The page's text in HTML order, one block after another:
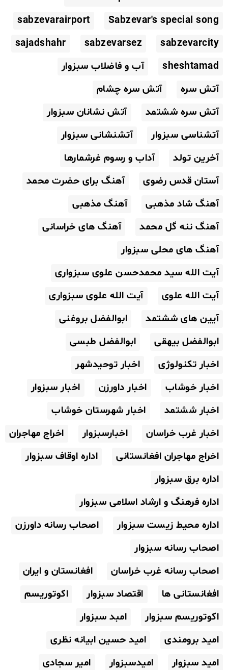
Sabzevar's special song
sabzevarairport
sabzevarcity
sabzevarsez
sajadshahr
sheshtamad
آب و فاضلاب سبزوار
آتش سره
آتش سره چشام
آتش سره ششتمد
آتش نشانان سبزوار
آتشناسی سبزوار
آتشنشانی سبزوار
آخرین تولد
آداب و رسوم غرشمارها
آستان قدس رضوی
آهنگ برای حضرت محمد
آهنگ شاد مذهبی
آهنگ مذهبی
آهنگ ننه گل محمد
آهنگ های خراسانی
آهنگ های محلی سبزوار
آیت الله سید محمدحسن علوی سبزواری
آیت الله علوی
آیت الله علوی سبزواری
آیین های ششتمد
ابوالفضل بروغنی
ابوالفضل بیهقی
ابوالفضل طبسی
اخبار تکنولوژی
اخبار توحیدشهر
اخبار خوشاب
اخبار داورزن
اخبار سبزوار
اخبار ششتمد
اخبار شهرستان خوشاب
اخبار غرب خراسان
اخبارسبزوار
اخراج مهاجران
اخراج مهاجران افغانستانی
اداره اوقاف سبزوار
اداره برق سبزوار
اداره فرهنگ و ارشاد اسلامی سبزوار
اداره محیط زیست سبزوار
اصحاب رسانه داورزن
اصحاب رسانه سبزوار
اصحاب رسانه غرب خراسان
افغانستان و ایران
افغانستانی ها
اقتصاد سبزوار
اکوتوریسم
اکوتوریسم سبزوار
امبد سبزوار
امید برومندی
امید حسین ابیانه نظری
امید سبزوار
امیدسبزوار
امیر سجادی